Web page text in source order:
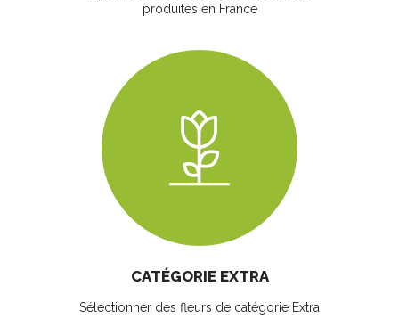
produites en France
CATÉGORIE EXTRA
Sélectionner des fleurs de catégorie Extra